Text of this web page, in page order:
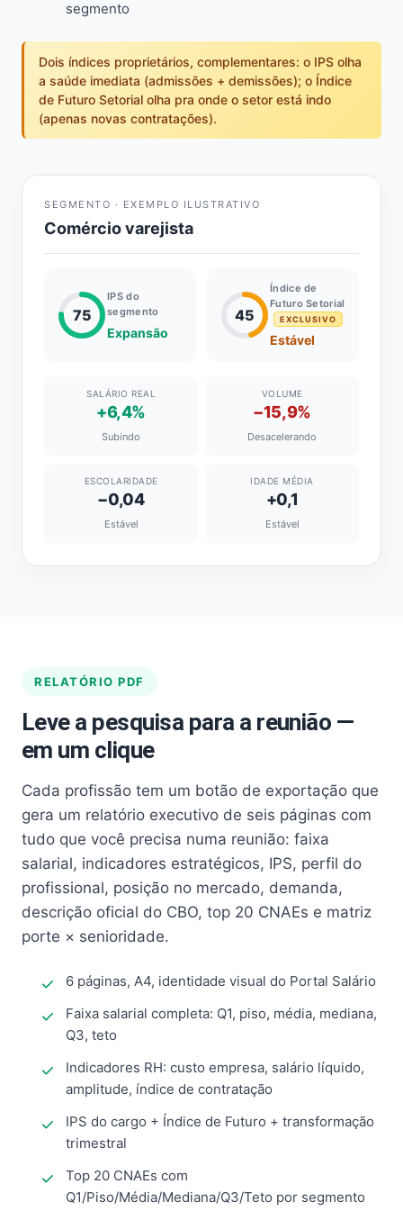
segmento
Dois índices proprietários, complementares: o IPS olha
a saúde imediata (admissões + demissões); o Índice
de Futuro Setorial olha pra onde o setor está indo
(apenas novas contratações).
SEGMENTO · EXEMPLO ILUSTRATIVO
Comércio varejista
75
IPS do
segmento
Expansão
45
Índice de
Futuro Setorial
EXCLUSIVO
Estável
SALÁRIO REAL
+6,4%
Subindo
VOLUME
−15,9%
Desacelerando
ESCOLARIDADE
−0,04
Estável
IDADE MÉDIA
+0,1
Estável
RELATÓRIO PDF
Leve a pesquisa para a reunião —
em um clique
Cada profissão tem um botão de exportação que
gera um relatório executivo de seis páginas com
tudo que você precisa numa reunião: faixa
salarial, indicadores estratégicos, IPS, perfil do
profissional, posição no mercado, demanda,
descrição oficial do CBO, top 20 CNAEs e matriz
porte × senioridade.
6 páginas, A4, identidade visual do Portal Salário
Faixa salarial completa: Q1, piso, média, mediana,
Q3, teto
Indicadores RH: custo empresa, salário líquido,
amplitude, índice de contratação
IPS do cargo + Índice de Futuro + transformação
trimestral
Top 20 CNAEs com
Q1/Piso/Média/Mediana/Q3/Teto por segmento